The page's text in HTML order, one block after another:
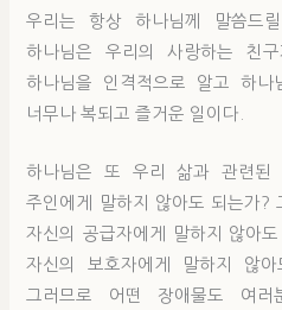
우리는 항상 하나님께 말씀드
하나님은 우리의 사랑하는 친
하나님을 인격적으로 알고 하나
너무나 복되고 즐거운 일이다.
하나님은 또 우리 삶과 관련된
주인에게 말하지 않아도 되는가?
자신의 공급자에게 말하지 않아
자신의 보호자에게 말하지 않
그러므로 어떤 장애물도 여러